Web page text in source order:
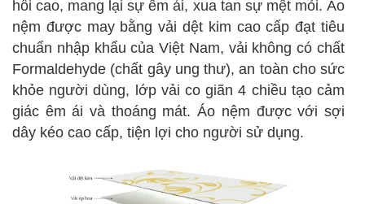
hồi cao, mang lại sự êm ái, xua tan sự mệt mỏi. Áo
nệm được may bằng vải dệt kim cao cấp đạt tiêu
chuẩn nhập khẩu của Việt Nam, vải không có chất
Formaldehyde (chất gây ung thư), an toàn cho sức
khỏe người dùng, lớp vải co giãn 4 chiều tạo cảm
giác êm ái và thoáng mát. Áo nệm được với sợi
dây kéo cao cấp, tiện lợi cho người sử dụng.